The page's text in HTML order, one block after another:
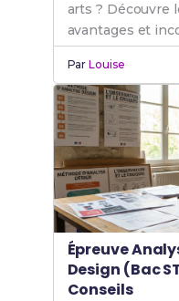
arts ? Découvre
avantages et
bon choix selon
ParLouise
Épreuve
Design (Bac
Conseils